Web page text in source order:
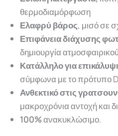
θερμοδιαμόρφωση
Ελαφρύ βάρος, μισό σε
Επιφάνεια διάχυσης
δημιουργία
Κατάλληλο για
σύμφωνα με το πρότυπο
Ανθεκτικό στις
μακροχρόνια αντοχή και
100%ανακυκλώσιμο.